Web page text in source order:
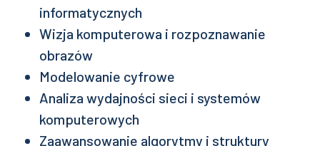
informatycznych
Wizja komputerowa i rozpoznawanie
obrazów
Modelowanie cyfrowe
Analiza wydajności sieci i systemów
komputerowych
Zaawansowanie algorytmy i struktury